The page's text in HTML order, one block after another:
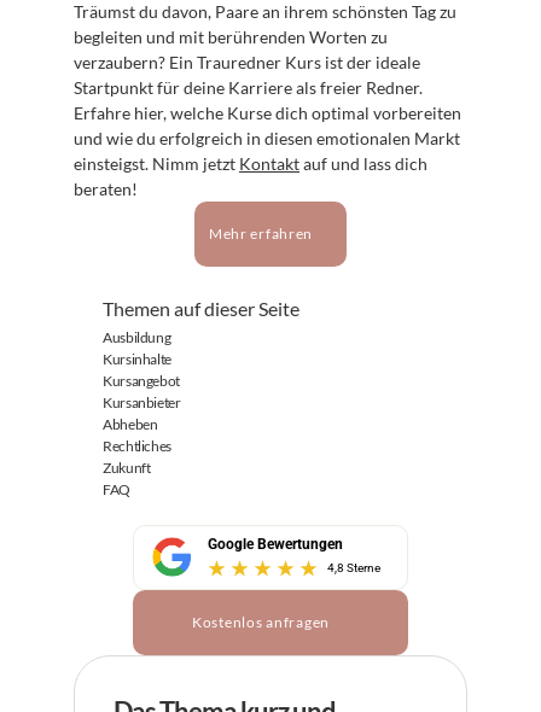
Träumst du davon, Paare an ihrem schönsten Tag zu
begleiten und mit berührenden Worten zu
verzaubern? Ein Trauredner Kurs ist der ideale
Startpunkt für deine Karriere als freier Redner.
Erfahre hier, welche Kurse dich optimal vorbereiten
und wie du erfolgreich in diesen emotionalen Markt
einsteigst. Nimm jetzt Kontakt auf und lass dich
beraten!
Mehr erfahren
Themen auf dieser Seite
Ausbildung
Kursinhalte
Kursangebot
Kursanbieter
Abheben
Rechtliches
Zukunft
FAQ
Google Bewertungen
4,8 Sterne
Kostenlos anfragen